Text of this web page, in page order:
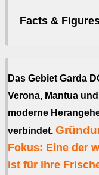
Facts &
Das Gebiet Garda
Verona, Mantua
moderne
verbindet.
Fokus: Eine der
ist für ihre